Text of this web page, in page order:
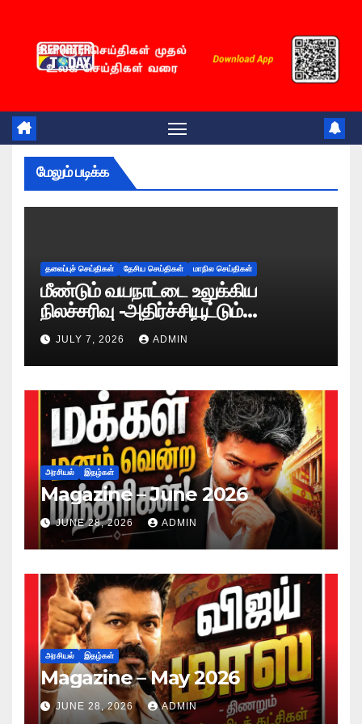
content
மேலும் படிக்க
தலைப்புச் செய்திகள் தேசிய செய்திகள் மாநில செய்திகள்
மீண்டும் வயநாட்டை உலுக்கிய
நிலச்சரிவு -அதிர்ச்சியூட்டும்
காட்சிகள்!
JULY 7, 2026 ADMIN
அரசியல் இதழ்கள்
Magazine – June 2026
JUNE 28, 2026 ADMIN
அரசியல் இதழ்கள்
Magazine – May 2026
JUNE 28, 2026 ADMIN